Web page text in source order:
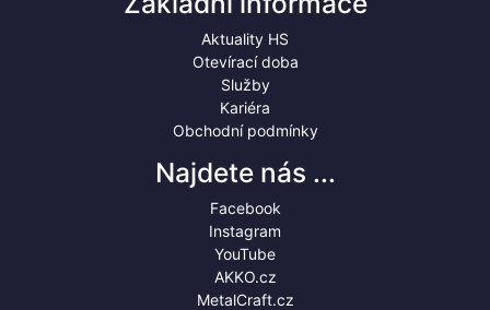
Aktuality HS
Otevírací doba
Služby
Kariéra
Obchodní podmínky
Najdete nás ...
Facebook
Instagram
YouTube
AKKO.cz
MetalCraft.cz